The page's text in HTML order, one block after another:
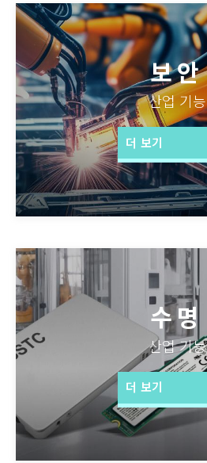
보안
산업 기능
더 보기
수명
산업 기능
더 보기